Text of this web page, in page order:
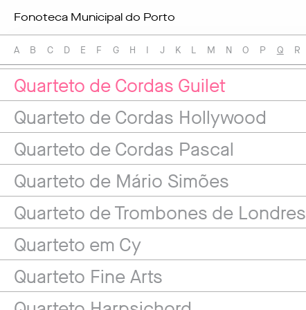
Fonoteca Municipal do Porto
A B C D E F G H I J K L M N O P Q R
Quarteto Barchet
Quarteto de Chris Gage
Quarteto de Cordas Guilet
Quarteto de Cordas Hollywood
Quarteto de Cordas Pascal
Quarteto de Mário Simões
Quarteto de Trombones de Londres
Quarteto em Cy
Quarteto Fine Arts